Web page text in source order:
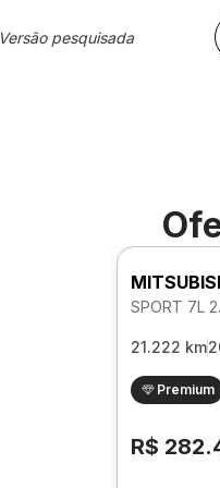
Versão pesquisada
21.222 km
Premium
R$